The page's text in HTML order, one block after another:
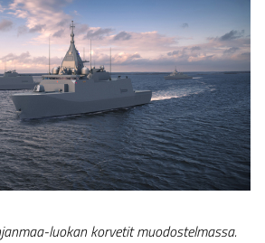
luokan korvetit muodostelmassa.